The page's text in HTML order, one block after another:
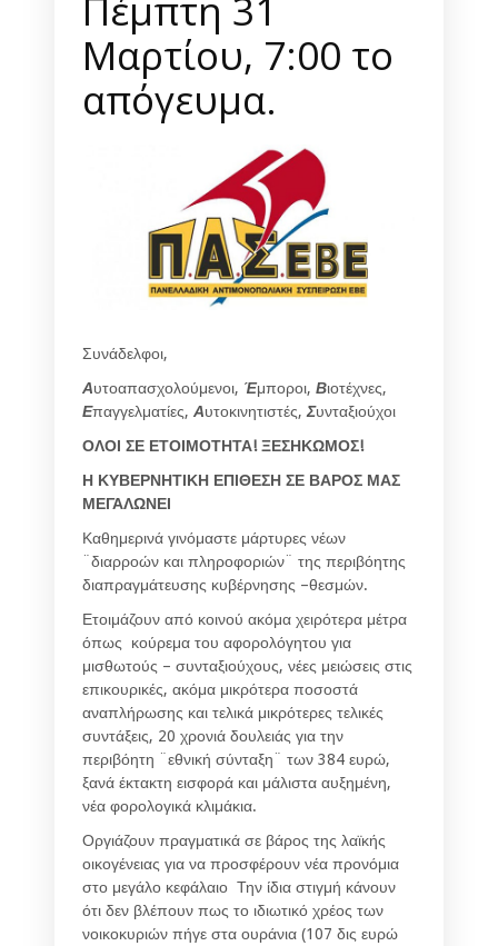
Μαρτίου, 7:00 το
απόγευμα.
Συνάδελφοι,
Αυτοαπασχολούμενοι, Έμποροι, Βιοτέχνες,
Επαγγελματίες, Αυτοκινητιστές, Συνταξιούχοι
ΟΛΟΙ ΣΕ ΕΤΟΙΜΟΤΗΤΑ! ΞΕΣΗΚΩΜΟΣ!
Η ΚΥΒΕΡΝΗΤΙΚΗ ΕΠΙΘΕΣΗ ΣΕ ΒΑΡΟΣ ΜΑΣ
ΜΕΓΑΛΩΝΕΙ
Καθημερινά γινόμαστε μάρτυρες νέων
¨διαρροών και πληροφοριών¨ της περιβόητης
διαπραγμάτευσης κυβέρνησης –θεσμών.
Ετοιμάζουν από κοινού ακόμα χειρότερα μέτρα
όπως κούρεμα του αφορολόγητου για
μισθωτούς – συνταξιούχους, νέες μειώσεις στις
επικουρικές, ακόμα μικρότερα ποσοστά
αναπλήρωσης και τελικά μικρότερες τελικές
συντάξεις, 20 χρονιά δουλειάς για την
περιβόητη ¨εθνική σύνταξη¨ των 384 ευρώ,
ξανά έκτακτη εισφορά και μάλιστα αυξημένη,
νέα φορολογικά κλιμάκια.
Οργιάζουν πραγματικά σε βάρος της λαϊκής
οικογένειας για να προσφέρουν νέα προνόμια
στο μεγάλο κεφάλαιο Την ίδια στιγμή κάνουν
ότι δεν βλέπουν πως το ιδιωτικό χρέος των
νοικοκυριών πήγε στα ουράνια (107 δις ευρώ